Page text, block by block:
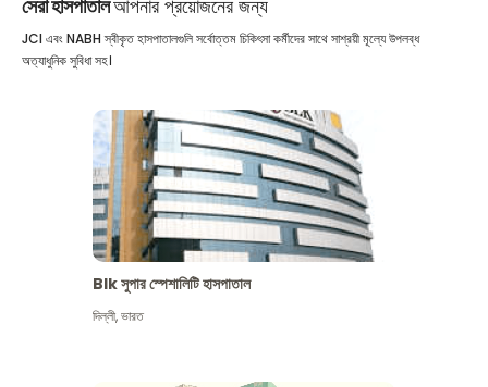
সেরা হাসপাতালআপনার প্রয়োজনের জন্য
JCI এবং NABH স্বীকৃত হাসপাতালগুলি সর্বোত্তম চিকিৎসা কর্মীদের সাথে সাশ্রয়ী মূল্যে উপলব্ধ
অত্যাধুনিক সুবিধা সহ।
Blk সুপার স্পেশালিটি হাসপাতাল
দিল্লী,ভারত